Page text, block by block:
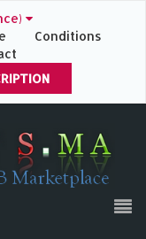
Conditions